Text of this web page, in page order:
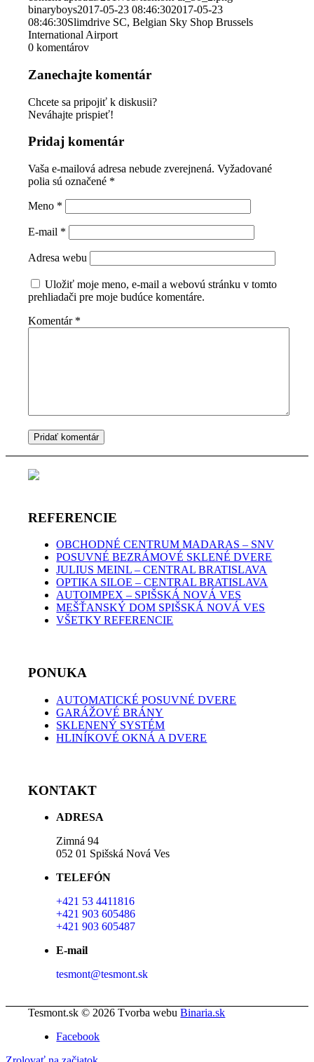
binaryboys2017-05-23 08:46:302017-05-23
08:46:30Slimdrive SC, Belgian Sky Shop Brussels
International Airport
0 komentárov
Zanechajte komentár
Chcete sa pripojiť k diskusii?
Neváhajte prispieť!
Pridaj komentár
Vaša e-mailová adresa nebude zverejnená. Vyžadované
polia sú označené *
Meno *
E-mail *
Adresa webu
Uložiť moje meno, e-mail a webovú stránku v tomto
prehliadači pre moje budúce komentáre.
Komentár *
REFERENCIE
OBCHODNÉ CENTRUM MADARAS – SNV
POSUVNÉ BEZRÁMOVÉ SKLENÉ DVERE
JULIUS MEINL – CENTRAL BRATISLAVA
OPTIKA SILOE – CENTRAL BRATISLAVA
AUTOIMPEX – SPIŠSKÁ NOVÁ VES
MEŠŤANSKÝ DOM SPIŠSKÁ NOVÁ VES
VŠETKY REFERENCIE
PONUKA
AUTOMATICKÉ POSUVNÉ DVERE
GARÁŽOVÉ BRÁNY
SKLENENÝ SYSTÉM
HLINÍKOVÉ OKNÁ A DVERE
KONTAKT
ADRESA
Zimná 94
052 01 Spišská Nová Ves
TELEFÓN
+421 53 4411816
+421 903 605486
+421 903 605487
E-mail
tesmont@tesmont.sk
Tesmont.sk © 2026 Tvorba webuBinaria.sk
Facebook